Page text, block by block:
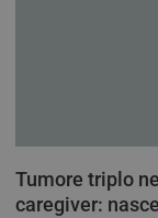
Tumore triplo
caregiver: